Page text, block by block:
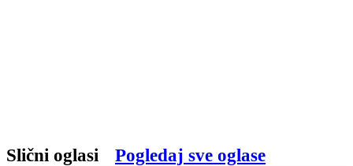
Slični oglasi Pogledaj sve oglase